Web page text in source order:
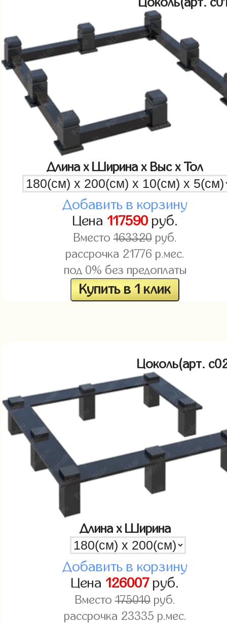
Длина x Ширина x Выс x Тол
Добавить в корзину
Цена 117590руб.
Вместо163320руб.
рассрочка 21776 р.мес.
под 0% без предоплаты
Купить в 1 клик
Цоколь(арт.
Длина x Ширина
Добавить в корзину
Цена 126007руб.
Вместо175010руб.
рассрочка 23335 р.мес.